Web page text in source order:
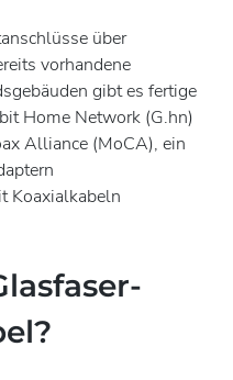
über
vorhandene
gibt es fertige
Home Network (G.hn)
Alliance (MoCA), ein
Koaxialkabeln